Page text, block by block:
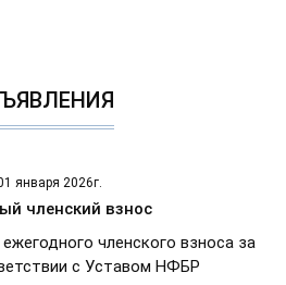
января 2026г.
членский взнос
членского взноса за
с Уставом НФБР